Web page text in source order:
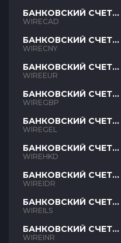
БАНКОВСКИЙ СЧЕТ
CAD
WIRECAD
БАНКОВСКИЙ СЧЕТ
CNY
WIRECNY
БАНКОВСКИЙ СЧЕТ
EUR
WIREEUR
БАНКОВСКИЙ СЧЕТ
GBP
WIREGBP
БАНКОВСКИЙ СЧЕТ
GEL
WIREGEL
БАНКОВСКИЙ СЧЕТ
HKD
WIREHKD
БАНКОВСКИЙ СЧЕТ
IDR
WIREIDR
БАНКОВСКИЙ СЧЕТ
ILS
WIREILS
БАНКОВСКИЙ СЧЕТ
INR
WIREINR